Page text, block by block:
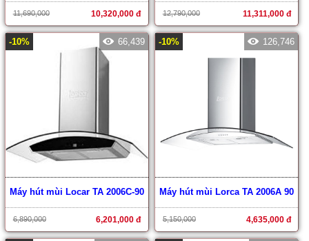
11,690,000 10,320,000 đ 12,790,000 11,311,000 đ
-10% 66,439
Máy hút mùi Locar TA 2006C-90
6,890,000 6,201,000 đ
-10% 126,746
Máy hút mùi Lorca TA 2006A 90
5,150,000 4,635,000 đ